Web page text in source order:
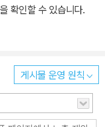
확인할 수 있습니다.
게시물 운영 원칙